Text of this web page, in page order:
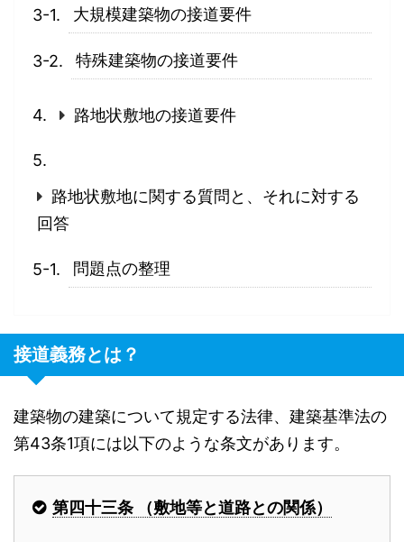
大規模建築物の接道要件
特殊建築物の接道要件
路地状敷地の接道要件
路地状敷地に関する質問と、それに対する
回答
問題点の整理
接道義務とは？
建築物の建築について規定する法律、建築基準法の
第43条1項には以下のような条文があります。
第四十三条 （敷地等と道路との関係）